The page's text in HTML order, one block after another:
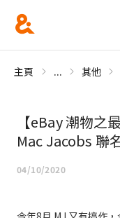
主頁 ... 其他
【eBay 潮物之
Mac Jacobs 聯
04/10/2020